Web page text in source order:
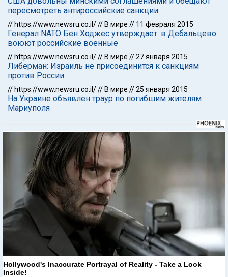
пересмотреть антироссийские санкции
// https://www.newsru.co.il/// В мире // 11 февраля 2015
Генерал NATO Бен Ходжес утверждает: в Дебальцево
воюют российские военные
// https://www.newsru.co.il/// В мире //27 января 2015
Либерман: Израиль не присоединится к санкциям
против России
// https://www.newsru.co.il/// В мире //25 января 2015
На Украине объявлен траур по погибшим жителям
Мариуполя
Hollywood's Inaccurate Portrayal of Reality - Take a Look
Inside!